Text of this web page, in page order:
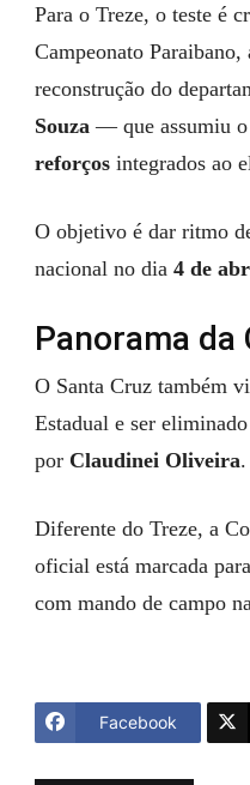
Para o Treze, o teste é
Campeonato
reconstrução do
Souza — que assumiu o
reforços integrados ao
O objetivo é dar ritmo
nacional no dia 4 de
Panorama da
O Santa Cruz também
Estadual e ser
por Claudinei Oliveira.
Diferente do Treze, a
oficial está marcada
com mando de campo
Facebook